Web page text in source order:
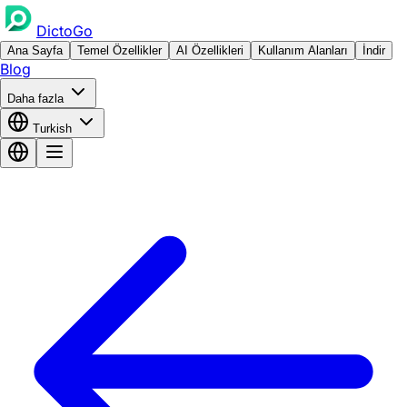
DictoGo
Ana Sayfa Temel Özellikler AI Özellikleri Kullanım Alanları İndir
Blog
Daha fazla
Turkish